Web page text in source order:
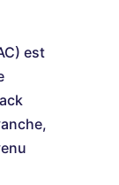
est